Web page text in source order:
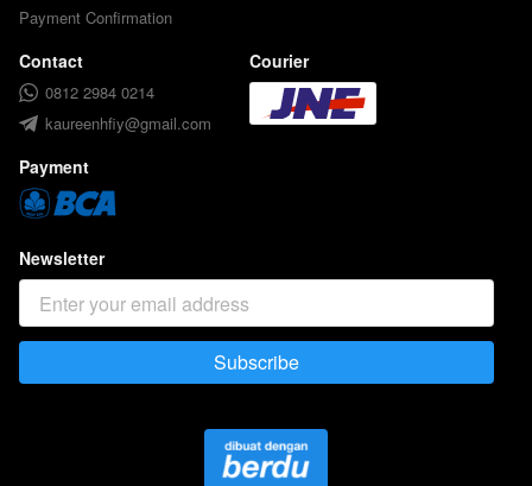
Payment Confirmation
Contact
0812 2984 0214
kaureenhfiy@gmail.com
Courier
Payment
Newsletter
`
Subscribe